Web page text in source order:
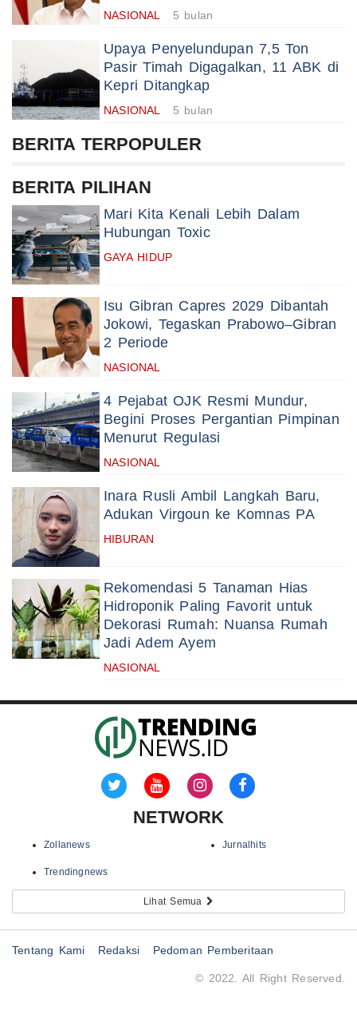
NASIONAL 5 bulan
Upaya Penyelundupan 7,5 Ton
Pasir Timah Digagalkan, 11 ABK di
Kepri Ditangkap
NASIONAL 5 bulan
BERITA TERPOPULER
BERITA PILIHAN
Mari Kita Kenali Lebih Dalam
Hubungan Toxic
GAYA HIDUP
Isu Gibran Capres 2029 Dibantah
Jokowi, Tegaskan Prabowo–Gibran
2 Periode
NASIONAL
4 Pejabat OJK Resmi Mundur,
Begini Proses Pergantian Pimpinan
Menurut Regulasi
NASIONAL
Inara Rusli Ambil Langkah Baru,
Adukan Virgoun ke Komnas PA
HIBURAN
Rekomendasi 5 Tanaman Hias
Hidroponik Paling Favorit untuk
Dekorasi Rumah: Nuansa Rumah
Jadi Adem Ayem
NASIONAL
NETWORK
Zollanews Jurnalhits
Trendingnews
Lihat Semua
Tentang Kami Redaksi Pedoman Pemberitaan
© 2022. All Right Reserved.